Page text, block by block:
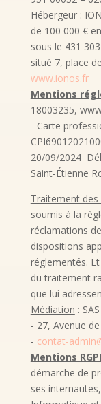
Hébergeur :
de 100 000 €
sous le 431
situé 7, place
www.ionos.fr
Mentions
18003235,
- Carte
20/09/2024
Saint-Étienne
Traitement
soumis à la
réclamations
dispositions
réglementés.
du traitement
que lui
Médiation :
- 27, Avenue
- contat-
Mentions
démarche de
ses